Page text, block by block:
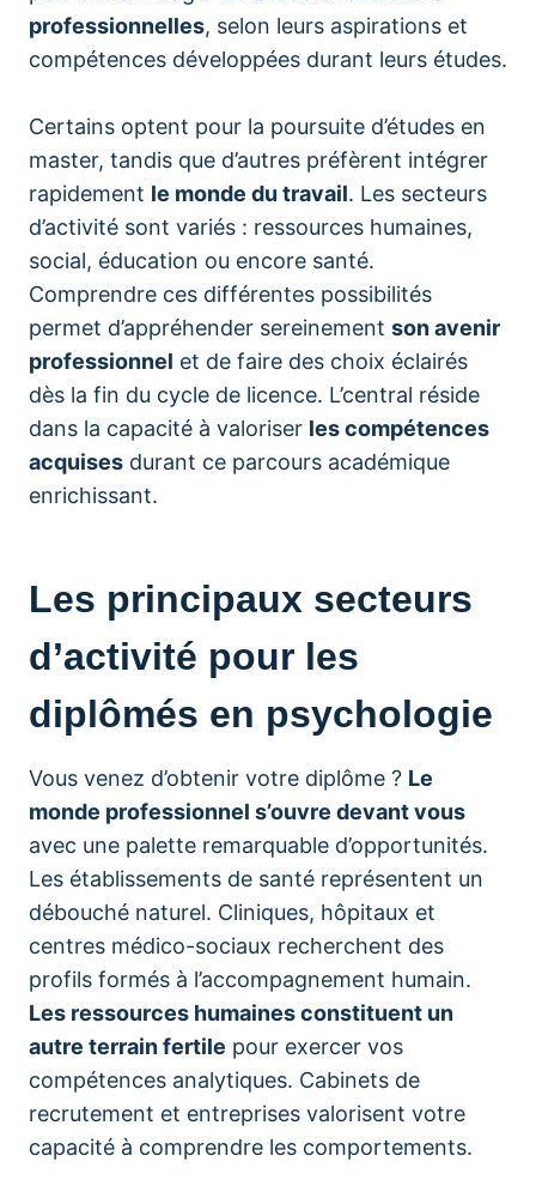
professionnelles, selon leurs aspirations et
compétences développées durant leurs études.
Certains optent pour la poursuite d’études en
master, tandis que d’autres préfèrent intégrer
rapidement le monde du travail. Les secteurs
d’activité sont variés : ressources humaines,
social, éducation ou encore santé.
Comprendre ces différentes possibilités
permet d’appréhender sereinement son avenir
professionnel et de faire des choix éclairés
dès la fin du cycle de licence. L’central réside
dans la capacité à valoriser les compétences
acquises durant ce parcours académique
enrichissant.
Les principaux secteurs
d’activité pour les
diplômés en psychologie
Vous venez d’obtenir votre diplôme ? Le
monde professionnel s’ouvre devant vous
avec une palette remarquable d’opportunités.
Les établissements de santé représentent un
débouché naturel. Cliniques, hôpitaux et
centres médico-sociaux recherchent des
profils formés à l’accompagnement humain.
Les ressources humaines constituent un
autre terrain fertile pour exercer vos
compétences analytiques. Cabinets de
recrutement et entreprises valorisent votre
capacité à comprendre les comportements.